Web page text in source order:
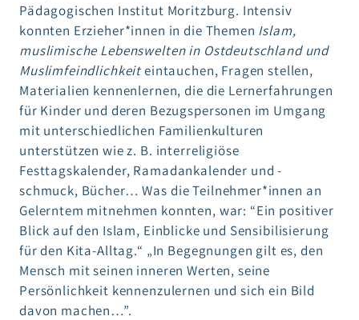
Pädagogischen Institut Moritzburg. Intensiv
konnten Erzieher*innen in die Themen Islam,
muslimische Lebenswelten in Ostdeutschland und
Muslimfeindlichkeiteintauchen, Fragen stellen,
Materialien kennenlernen, die die Lernerfahrungen
für Kinder und deren Bezugspersonen im Umgang
mit unterschiedlichen Familienkulturen
unterstützen wie z. B. interreligiöse
Festtagskalender, Ramadankalender und -
schmuck, Bücher… Was die Teilnehmer*innen an
Gelerntem mitnehmen konnten, war: “Ein positiver
Blick auf den Islam, Einblicke und Sensibilisierung
für den Kita-Alltag.“ „In Begegnungen gilt es, den
Mensch mit seinen inneren Werten, seine
Persönlichkeit kennenzulernen und sich ein Bild
davon machen…”.